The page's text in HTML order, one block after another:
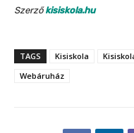
Szerzőkisiskola.hu
TAGS Kisiskola
Webáruház